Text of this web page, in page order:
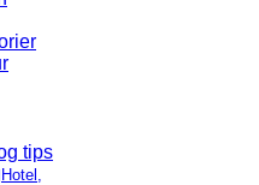
tips
Hotel,